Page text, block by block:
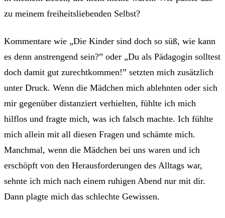
zu meinem freiheitsliebenden Selbst?
Kommentare wie „Die Kinder sind doch so süß, wie kann
es denn anstrengend sein?” oder „Du als Pädagogin solltest
doch damit gut zurechtkommen!” setzten mich zusätzlich
unter Druck. Wenn die Mädchen mich ablehnten oder sich
mir gegenüber distanziert verhielten, fühlte ich mich
hilflos und fragte mich, was ich falsch machte. Ich fühlte
mich allein mit all diesen Fragen und schämte mich.
Manchmal, wenn die Mädchen bei uns waren und ich
erschöpft von den Herausforderungen des Alltags war,
sehnte ich mich nach einem ruhigen Abend nur mit dir.
Dann plagte mich das schlechte Gewissen.